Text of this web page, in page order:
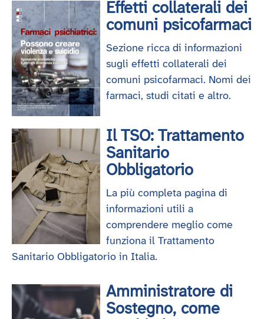
Effetti collaterali dei
comuni psicofarmaci
Sezione ricca di informazioni
sugli effetti collaterali dei
comuni psicofarmaci. Nomi dei
farmaci, studi citati e altro.
Il TSO: Trattamento
Sanitario
Obbligatorio
La più completa pagina di
informazioni utili a
comprendere meglio come
funziona il Trattamento
Sanitario Obbligatorio in Italia.
Amministratore di
Sostegno, come